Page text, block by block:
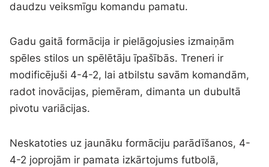
daudzu veiksmīgu komandu pamatu.
Gadu gaitā formācija ir pielāgojusies izmaiņām
spēles stilos un spēlētāju īpašībās. Treneri ir
modificējuši 4-4-2, lai atbilstu savām komandām,
radot inovācijas, piemēram, dimanta un dubultā
pivotu variācijas.
Neskatoties uz jaunāku formāciju parādīšanos, 4-
4-2 joprojām ir pamata izkārtojums futbolā,